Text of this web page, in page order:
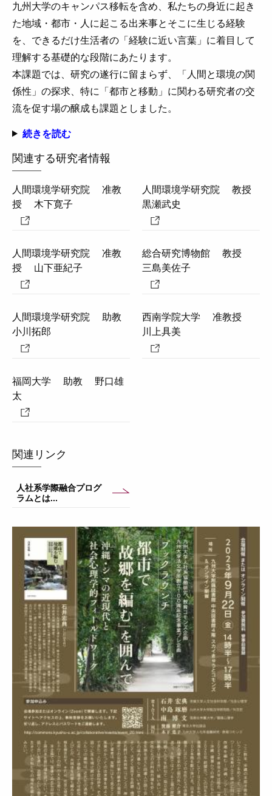
九州大学のキャンパス移転を含め、私たちの身近に起き
た地域・都市・人に起こる出来事とそこに生じる経験
を、できるだけ生活者の「経験に近い言葉」に着目して
理解する基礎的な段階にあたります。
本課題では、研究の遂行に留まらず、「人間と環境の関
係性」の探求、特に「都市と移動」に関わる研究者の交
流を促す場の醸成も課題としました。
続きを読む
関連する研究者情報
人間環境学研究院
准教
授
木下寛子
人間環境学研究院
教授
黒瀬武史
人間環境学研究院
准教
授
山下亜紀子
総合研究博物館
教授
三島美佐子
人間環境学研究院
助教
小川拓郎
西南学院大学
准教授
川上具美
福岡大学 助教
野口雄
太
関連リンク
人社系学際融合プログ
ラムとは...